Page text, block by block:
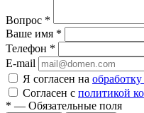
Вопрос *
Ваше имя *
Телефон *
E-mail
Я согласен на
Согласен с политикой
* — Обязательные поля